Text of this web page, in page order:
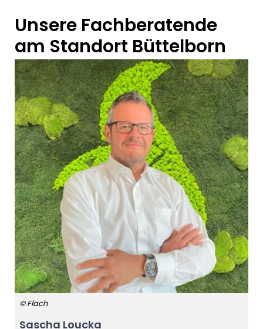
Unsere Fachberatende
am Standort Büttelborn
© Flach
Sascha Loucka